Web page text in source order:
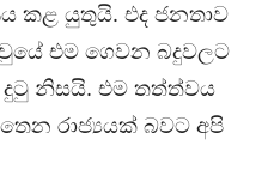
කළ යුතුයි. එද ජනතාව
එම ගෙවන බදුවලට
නිසයි. එම තත්ත්වය
රාජ්‍යයක් බවට අපි